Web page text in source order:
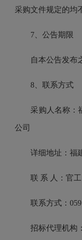
采购文件规定的均
7、公告期限
自本公告发布之
8、联系方式
采购人名称：福
公司
详细地址：福建
联 系 人：官工
联系方式：
招标代理机构：